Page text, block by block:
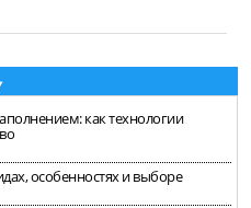
как технологии
особенностях и выборе